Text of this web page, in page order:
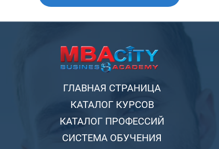
ГЛАВНАЯ СТРАНИЦА
КАТАЛОГ КУРСОВ
КАТАЛОГ ПРОФЕССИЙ
СИСТЕМА ОБУЧЕНИЯ